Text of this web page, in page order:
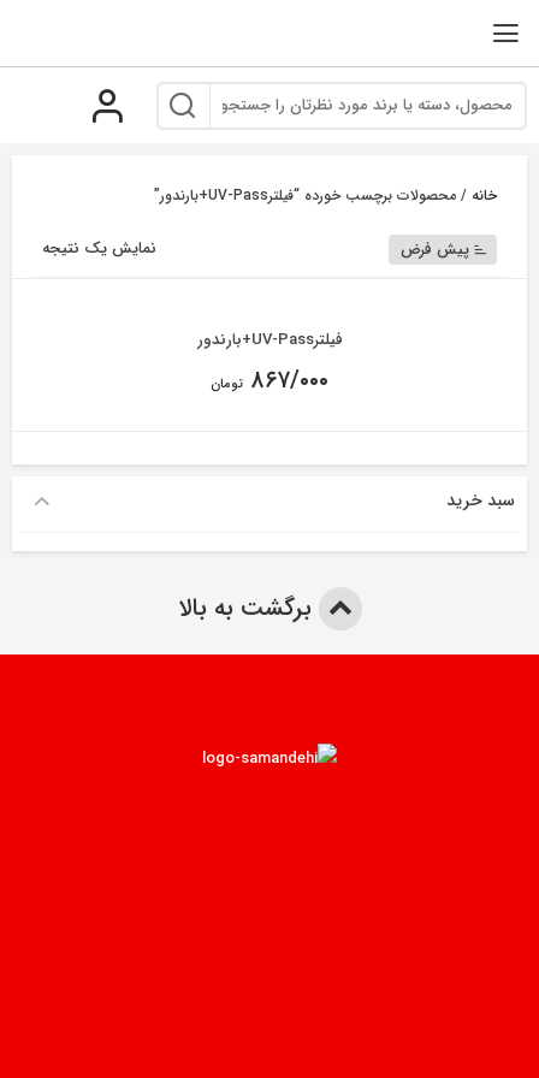
خانه / محصولات برچسب خورده “فیلترUV-Pass+بارندور”
نمایش یک نتیجه پیش فرض
فیلترUV-Pass+بارندور
۸۶۷/۰۰۰ تومان
سبد خرید
برگشت به بالا